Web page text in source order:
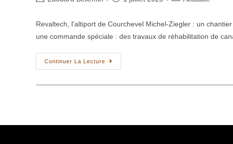
Revaltech, l'altiport de Courchevel Michel-Ziegler : un
une commande spéciale : des travaux de réhabilitation de
Continuer La Lecture